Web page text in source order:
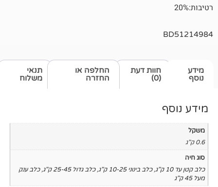
תנאי
משלוח
חוות דעת
החלפה או
החזרה
כלב בינוני 10-25 ק"ג ,כלב גדול 25-45 ק"ג ,כלב ענק